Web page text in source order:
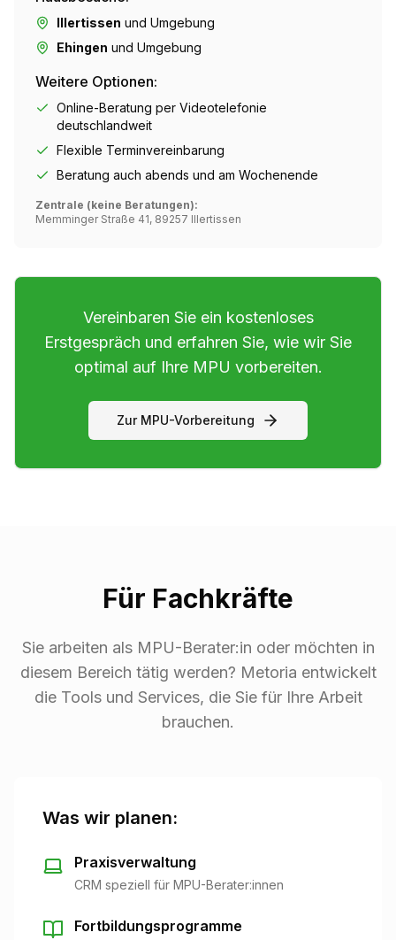
Illertissen und Umgebung
Ehingen und Umgebung
Weitere Optionen:
Online-Beratung per Videotelefonie
deutschlandweit
Flexible Terminvereinbarung
Beratung auch abends und am Wochenende
Zentrale (keine Beratungen):
Memminger Straße 41, 89257 Illertissen
Vereinbaren Sie ein kostenloses
Erstgespräch und erfahren Sie, wie wir Sie
optimal auf Ihre MPU vorbereiten.
Zur MPU-Vorbereitung
Für Fachkräfte
Sie arbeiten als MPU-Berater:in oder möchten in
diesem Bereich tätig werden? Metoria entwickelt
die Tools und Services, die Sie für Ihre Arbeit
brauchen.
Was wir planen:
Praxisverwaltung
CRM speziell für MPU-Berater:innen
Fortbildungsprogramme